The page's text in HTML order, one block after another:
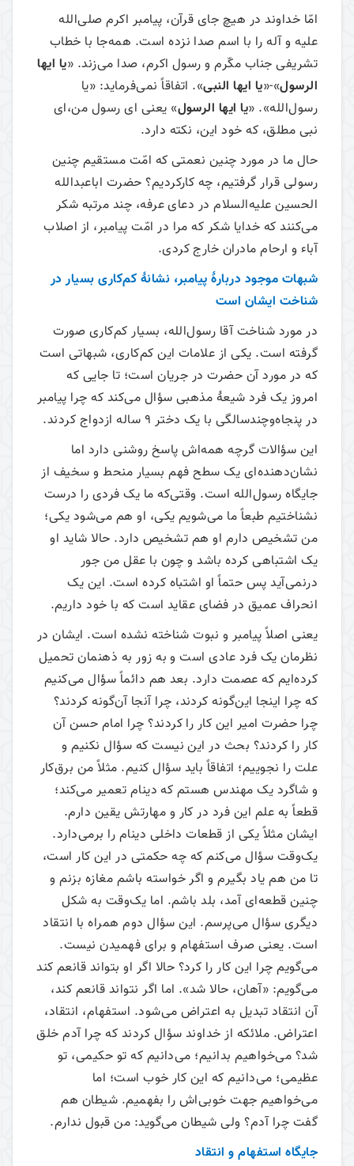
امّا خداوند در هیچ جای قرآن، پیامبر اکرم صلی‌الله
علیه و آله را با اسم صدا نزده است. همه‌جا با خطاب
تشریفی جناب مکّرم و رسول اکرم، صدا می‌‌زند. «یا ایها
الرسول»-«یا ایها النبی». اتفاقاً نمی‌فرماید: «یا
رسول‌الله». «یا ایها الرسول» یعنی ای رسول من،‌ای
نبی مطلق، که خود این، نکته دارد.
حال ما در مورد چنین نعمتی که امّت مستقیم چنین
رسولی قرار گرفتیم، چه کارکردیم؟ حضرت اباعبدالله
الحسین علیه‌السلام در دعای عرفه، چند مرتبه شکر
می‌‌کنند که خدایا شکر که مرا در امّت پیامبر، از اصلاب
آباء و ارحام مادران خارج کردی.
شبهات موجود دربارۀ پیامبر، نشانۀ کم‌کاری بسیار در
شناخت ایشان است
در مورد شناخت آقا رسول‌الله، بسیار کم‌کاری صورت
گرفته است. یکی از علامات این کم‌کاری، شبهاتی است
که در مورد آن حضرت در جریان است؛ تا جایی که
امروز یک فرد شیعۀ مذهبی سؤال می‌‌کند که چرا پیامبر
در پنجاه‌وچندسالگی با یک دختر 9 ساله ازدواج کردند.
این سؤالات گرچه همه‌اش پاسخ روشنی دارد اما
نشان‌دهنده‌ای یک سطح فهم بسیار منحط و سخیف از
جایگاه رسول‌الله است. وقتی‌که ما یک فردی را درست
نشناختیم طبعاً ما می‌‌شویم یکی، او هم می‌‌شود یکی؛
من تشخیص دارم او هم تشخیص دارد. حالا شاید او
یک اشتباهی کرده باشد و چون با عقل من جور
درنمی‌آید پس حتماً او اشتباه کرده است. این ‌یک
انحراف عمیق در فضای عقاید است که با خود داریم.
یعنی اصلاً پیامبر و نبوت شناخته نشده است. ایشان در
نظرمان یک فرد عادی است و به زور به ذهنمان تحمیل
کرده‌ایم که عصمت دارد. بعد هم دائماً سؤال می‌‌کنیم
که چرا اینجا این‌گونه کردند، چرا آنجا آن‌گونه کردند؟
چرا حضرت امیر این کار را کردند؟ چرا امام حسن آن
کار را کردند؟ بحث در این نیست که سؤال نکنیم و
علت را نجوییم؛ اتفاقاً باید سؤال کنیم. مثلاً من برق‌کار
و شاگرد یک مهندس هستم که دینام تعمیر می‌‌کند؛
قطعاً به علم این فرد در کار و مهارتش یقین دارم.
ایشان مثلاً یکی از قطعات داخلی دینام را برمی‌دارد.
یک‌وقت سؤال می‌‌کنم که چه حکمتی در این کار است،
تا من هم یاد بگیرم و اگر خواسته باشم مغازه بزنم و
چنین قطعه‌ای آمد، بلد باشم. اما یک‌وقت به شکل
دیگری سؤال می‌‌پرسم. این سؤال دوم همراه با انتقاد
است. یعنی صرف استفهام و برای فهمیدن نیست.
می‌‌گویم چرا این کار را کرد؟ حالا اگر او بتواند قانعم کند
می‌‌گویم: «آهان، حالا شد». اما اگر نتواند قانعم کند،
آن انتقاد تبدیل به اعتراض می‌‌شود. استفهام، انتقاد،
اعتراض. ملائکه از خداوند سؤال کردند که چرا آدم خلق
شد؟ می‌‌خواهیم بدانیم؛ می‌‌دانیم که تو حکیمی، تو
عظیمی؛ می‌‌دانیم که این کار خوب است؛ اما
می‌‌خواهیم جهت خوبی‌اش را بفهمیم. شیطان ‌هم
گفت چرا آدم؟ ولی شیطان می‌‌گوید: من قبول ندارم.
جایگاه استفهام و انتقاد